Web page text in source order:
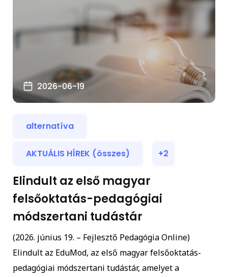
2026-06-19
alternatíva
AKTUÁLIS HÍREK (összes) +2
Elindult az első magyar
felsőoktatás-pedagógiai
módszertani tudástár
(2026. június 19. – Fejlesztő Pedagógia Online)
Elindult az EduMod, az első magyar felsőoktatás-
pedagógiai módszertani tudástár, amelyet a